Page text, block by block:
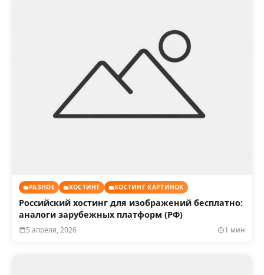
РАЗНОЕ ХОСТИНГ ХОСТИНГ КАРТИНОК
Российский хостинг для изображений бесплатно:
аналоги зарубежных платформ (РФ)
5 апреля, 2026 1 мин